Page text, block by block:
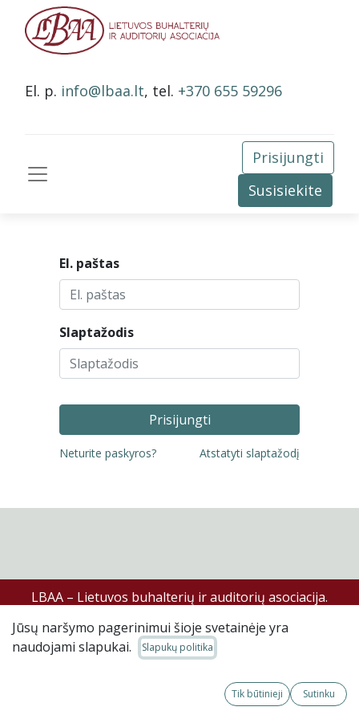
El. p. info@lbaa.lt, tel. +370 655 59296
Prisijungti
Susisiekite
El. paštas
Slaptažodis
Prisijungti
Neturite paskyros? Atstatyti slaptažodį
LBAA – Lietuvos buhalterių ir auditorių asociacija.
©LBAA, LBAA svetainėje skelbiama informacija skirta
išimtinai ją įsigijusiam asmeniui, be teisės kopijuoti ar
LBAA tvarkos, reglamentai, metodinė medžiaga ar
Jūsų naršymo pagerinimui šioje svetainėje yra
naudojami slapukai.
Slapukų politika
Tik būtinieji Sutinku